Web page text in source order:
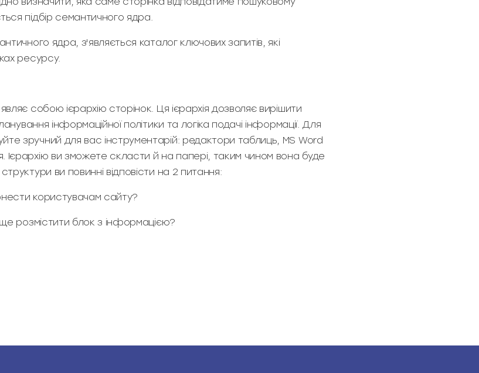
підбір семантичного ядра.
ядра, з'являється каталог ключових запитів, які
ресурсу.
собою ієрархію сторінок. Ця ієрархія дозволяє вирішити
інформаційної політики та логіка подачі інформації. Для
зручний для вас інструментарій: редактори таблиць, MS Word
Ієрархію ви зможете скласти й на папері, таким чином вона буде
ви повинні відповісти на 2 питання:
користувачам сайту?
розмістити блок з інформацією?